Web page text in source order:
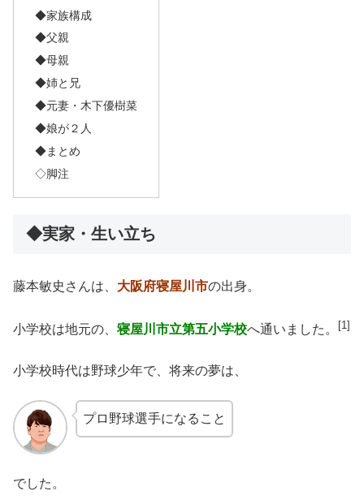
◆家族構成
◆父親
◆母親
◆姉と兄
◆元妻・木下優樹菜
◆娘が２人
◆まとめ
◇脚注
◆実家・生い立ち
藤本敏史さんは、 大阪府寝屋川市の出身。
小学校は地元の、 寝屋川市立第五小学校へ通いました。 [1]
小学校時代は野球少年で、将来の夢は、
プロ野球選手になること
でした。